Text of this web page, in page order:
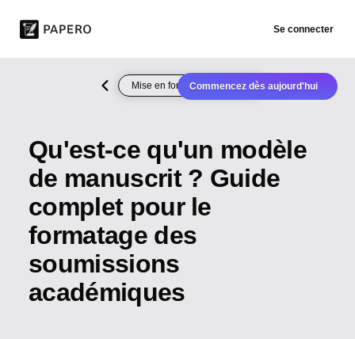
Se connecter
Commencez dès aujourd'hui
Mise en forme du document
Qu'est-ce qu'un modèle
de manuscrit ? Guide
complet pour le
formatage des
soumissions
académiques